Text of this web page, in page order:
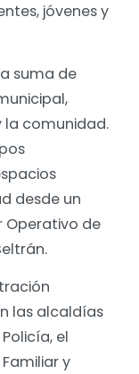
jóvenes y
suma de
la comunidad.
desde un
Operativo de
las alcaldías
el
y